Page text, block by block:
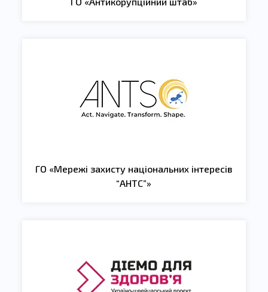
ГО «Мережі захисту національних інтересів
“АНТС”»